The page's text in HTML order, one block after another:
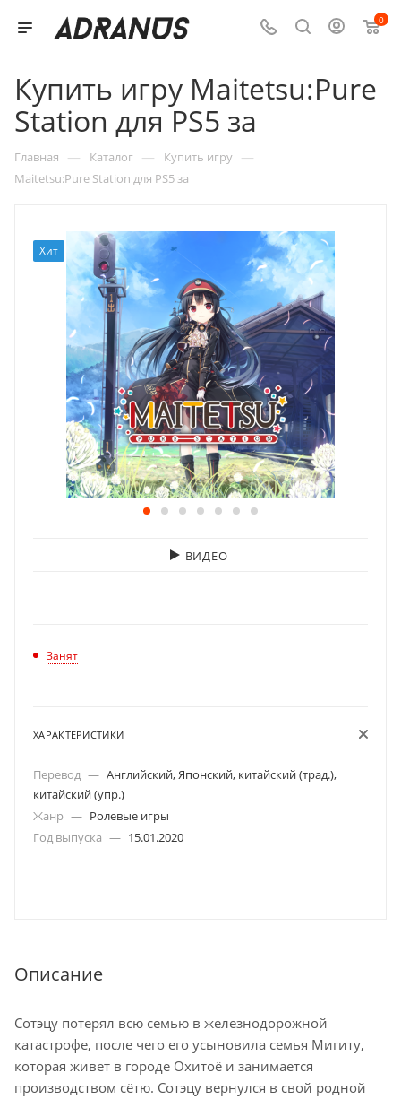
0
Купить игру Maitetsu:Pure
Station для PS5 за
Главная — Каталог — Купить игру —
Maitetsu:Pure Station для PS5 за
Хит
ВИДЕО
Занят
ХАРАКТЕРИСТИКИ
Перевод — Английский, Японский, китайский (трад.),
китайский (упр.)
Жанр — Ролевые игры
Год выпуска — 15.01.2020
Описание
Сотэцу потерял всю семью в железнодорожной
катастрофе, после чего его усыновила семья Мигиту,
которая живет в городе Охитоё и занимается
производством сётю. Сотэцу вернулся в свой родной